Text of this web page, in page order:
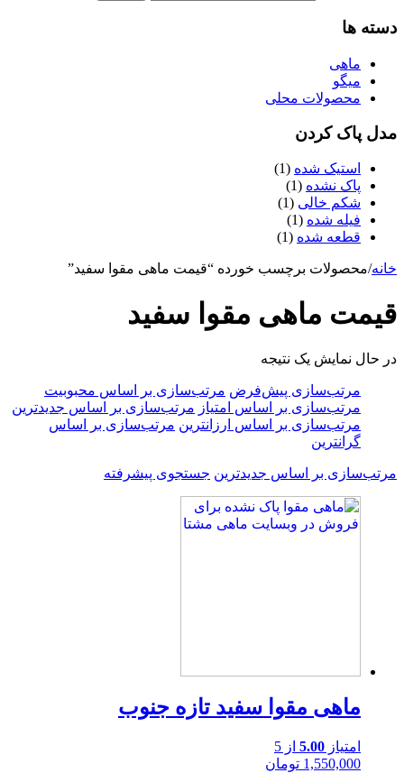
دسته ها
ماهی
میگو
محصولات محلی
مدل پاک کردن
استیک شده (1)
پاک نشده (1)
شکم خالی (1)
فیله شده (1)
قطعه شده (1)
خانه/محصولات برچسب خورده “قیمت ماهی مقوا سفید”
قیمت ماهی مقوا سفید
در حال نمایش یک نتیجه
مرتب‌سازی پیش‌فرض مرتب‌سازی بر اساس محبوبیت
مرتب‌سازی بر اساس امتیاز مرتب‌سازی بر اساس جدیدترین
مرتب‌سازی بر اساس ارزانترین مرتب‌سازی بر اساس
گرانترین
مرتب‌سازی بر اساس جدیدترین جستجوی پیشرفته
ماهی مقوا سفید تازه جنوب
امتیاز 5.00 از 5
1,550,000 تومان